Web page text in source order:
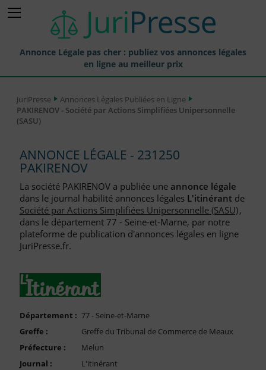
Annonce Légale pas cher : publiez vos annonces légales
en ligne au meilleur prix
Annonces Légales Publiées
Journaux Habilités (JAL) Annonces Légales
Liste des Greffes
Liste des CCI
Le Blog pour les Entreprises
Nous Contacter
Compte PRO
JuriPresse
Annonces Légales Publiées en Ligne
PAKIRENOV - Société par Actions Simplifiées Unipersonnelle
(SASU)
ANNONCE LÉGALE - 231250
PAKIRENOV
La société PAKIRENOV a publiée une annonce légale
dans le journal habilité annonces légales L'itinérantde
Société par Actions Simplifiées Unipersonnelle (SASU),
dans le département 77 - Seine-et-Marne, par notre
plateforme de publication d'annonces légales en ligne
JuriPresse.fr.
Département : 77 - Seine-et-Marne
Greffe :
Greffe du Tribunal de Commerce de Meaux
Préfecture :
Melun
Journal :
L'itinérant